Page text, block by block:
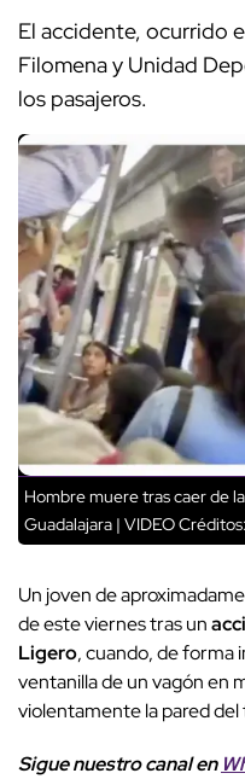
El accidente, ocurrido
Filomena y Unidad
los pasajeros.
Hombre muere tras caer de
Guadalajara | VIDEO
Un joven de
de este viernes tras un
Ligero, cuando, de forma
ventanilla de un vagón en
violentamente la pared del
Sigue nuestro canal en